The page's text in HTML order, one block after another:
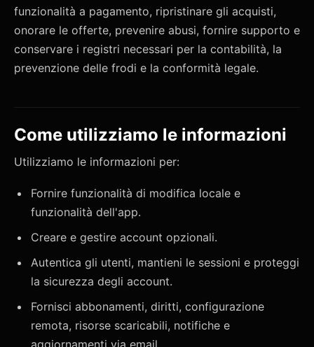
funzionalità a pagamento, ripristinare gli acquisti,
onorare le offerte, prevenire abusi, fornire supporto e
conservare i registri necessari per la contabilità, la
prevenzione delle frodi e la conformità legale.
Come utilizziamo le informazioni
Utilizziamo le informazioni per:
Fornire funzionalità di modifica locale e
funzionalità dell'app.
Creare e gestire account opzionali.
Autentica gli utenti, mantieni le sessioni e proteggi
la sicurezza degli account.
Fornisci abbonamenti, diritti, configurazione
remota, risorse scaricabili, notifiche e
aggiornamenti via email.